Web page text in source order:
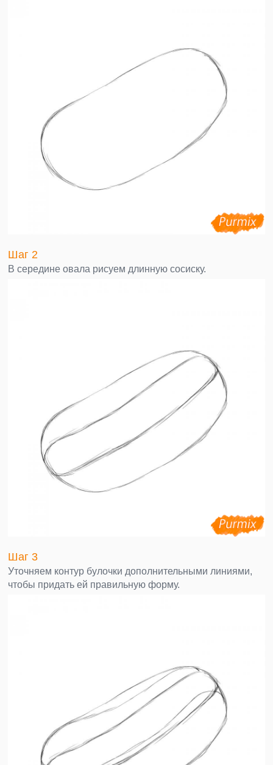
Шаг 2
В середине овала рисуем длинную сосиску.
Шаг 3
Уточняем контур булочки дополнительными линиями,
чтобы придать ей правильную форму.